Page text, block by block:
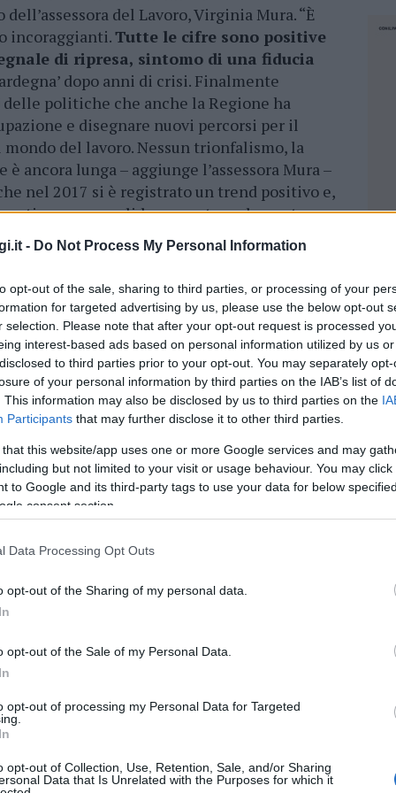
- Do Not Process My Personal Information
opt-out of the sale, sharing to third parties, or processing of your
for targeted advertising by us, please use the below opt-out
selection. Please note that after your opt-out request is processed
interest-based ads based on personal information utilized by us
to third parties prior to your opt-out. You may separately
of your personal information by third parties on the IAB’s list of
This information may also be disclosed by us to third parties on the
Participants that may further disclose it to other third parties.
that this website/app uses one or more Google services and may
but not limited to your visit or usage behaviour. You may
to Google and its third-party tags to use your data for below
consent section.
Data Processing Opt Outs
opt-out of the Sharing of my personal data.
opt-out of the Sale of my Personal Data.
opt-out of processing my Personal Data for Targeted
opt-out of Collection, Use, Retention, Sale, and/or Sharing
Data that Is Unrelated with the Purposes for which it
del Lavoro, Virginia Mura. “È
incoraggianti.Tutte le cifre sono positive
di ripresa, sintomo di una fiducia
dopo anni di crisi. Finalmente
politiche che anche la Regione ha
e disegnare nuovi percorsi per il
del lavoro. Nessun trionfalismo, la
ancora lunga – aggiunge l’assessora Mura –
nel 2017 si è registrato un trend positivo e,
a consolidare questo andamento
diverse misure messe in atto negli ultimi
serie di azioni e di politiche per il
predisposta dalla Giunta e già
complessive in Sardegna (gennaio-
21.8% (nel resto d’Italia +20.1%).Oltre
tempo indeterminato, l’Osservatorio
assunzioni con contratto a termine: sono
rispetto ai primi nove mesi del 2016 (la
Nel 2017 sono aumentate anche le
e proprio boom nell’isola: +52.2%
Crescono anche i contratti degli
lavoro per una percentuale che si attesta a
delle cessazioni dei contratti a
pari a -4.8% (a livello nazionale il dato
+0.1%). Aumentano le cessazioni dei
di apprendistato (+15.1%) e dei
il saldo tra assunzioni e cessazioni nei
unità, superiore al saldo del 2016.
rispetto all’anno scorso, il saldo per i
è positivo il saldo dei contratti a